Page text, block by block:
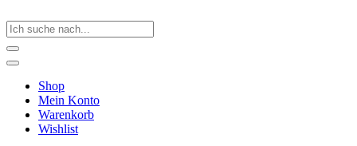
Shop
Mein Konto
Warenkorb
Wishlist